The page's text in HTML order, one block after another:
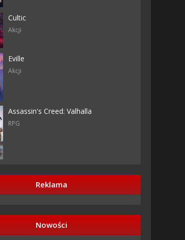
Cultic
Akcji
Eville
Akcji
Assassin's Creed: Valhalla
RPG
Reklama
Nowości